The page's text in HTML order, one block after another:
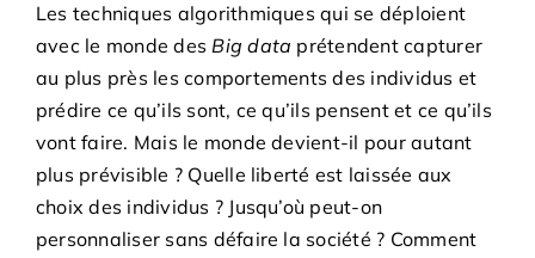
Les techniques algorithmiques qui se déploient
avec le monde desBigdata prétendent capturer
au plus près les comportements des individus et
prédire ce qu’ils sont, ce qu’ils pensent et ce qu’ils
vont faire. Mais le monde devient-il pour autant
plus prévisible ? Quelle liberté est laissée aux
choix des individus ? Jusqu’où peut-on
personnaliser sans défaire la société ? Comment